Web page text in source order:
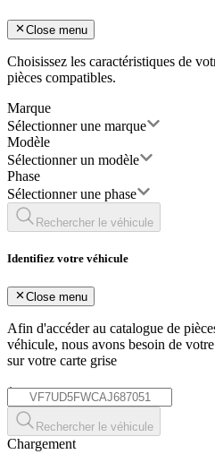
Close menu
Choisissez les caractéristiques de
pièces compatibles.
Marque
Sélectionner une marque
Modèle
Sélectionner un modèle
Phase
Sélectionner une phase
Rechercher le véhicule
Identifiez votre véhicule
Close menu
Afin d'accéder au catalogue de
véhicule, nous avons besoin de votre
sur votre carte grise
*
Rechercher le véhicule
Chargement